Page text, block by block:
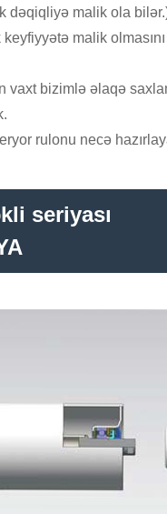
dəqiqliyə malik ola
malik
vaxt bizimlə əlaqə
rulonu necə
seriyası